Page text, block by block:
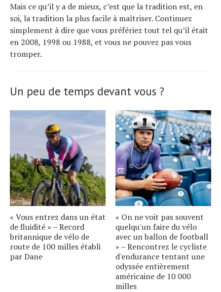
Mais ce qu’il y a de mieux, c’est que la tradition est, en
soi, la tradition la plus facile à maîtriser. Continuez
simplement à dire que vous préfériez tout tel qu’il était
en 2008, 1998 ou 1988, et vous ne pouvez pas vous
tromper.
Un peu de temps devant vous ?
« Vous entrez dans un état
de fluidité » – Record
britannique de vélo de
route de 100 milles établi
par Dane
« On ne voit pas souvent
quelqu'un faire du vélo
avec un ballon de football
» – Rencontrez le cycliste
d'endurance tentant une
odyssée entièrement
américaine de 10 000
milles